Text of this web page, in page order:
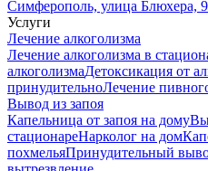
Симферополь, улица Блюхера, 9
Услуги
Лечение алкоголизма
Лечение алкоголизма в
алкоголизмаДетоксикация от
принудительноЛечение
Вывод из запоя
Капельница от запоя на дому
стационареНарколог на дом
похмельяПринудительный